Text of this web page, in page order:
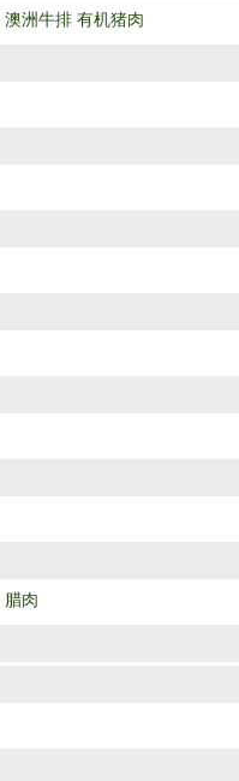
澳洲牛排 有机猪肉
腊肉